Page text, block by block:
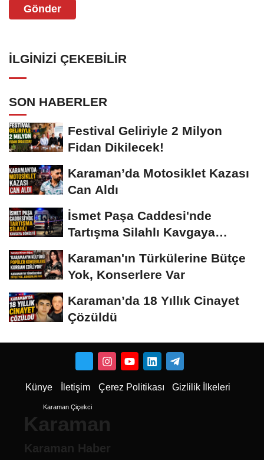
Gönder
İLGINIZI ÇEKEBILIR
SON HABERLER
Festival Geliriyle 2 Milyon
Fidan Dikilecek!
Karaman’da Motosiklet Kazası
Can Aldı
İsmet Paşa Caddesi'nde
Tartışma Silahlı Kavgaya
Karaman'ın Türkülerine Bütçe
Yok, Konserlere Var
Karaman’da 18 Yıllık Cinayet
Çözüldü
Künye İletişim Çerez Politikası Gizlilik İlkeleri
Karaman Çiçekci
Karaman
Karaman Haber